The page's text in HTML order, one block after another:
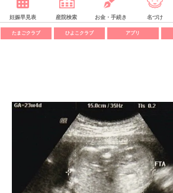
妊娠早見表 産院検索 お金・手続き 名づけ
たまごクラブ ひよこクラブ アプリ